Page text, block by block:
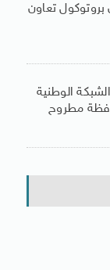
تعاون
الوطنية
مطروح